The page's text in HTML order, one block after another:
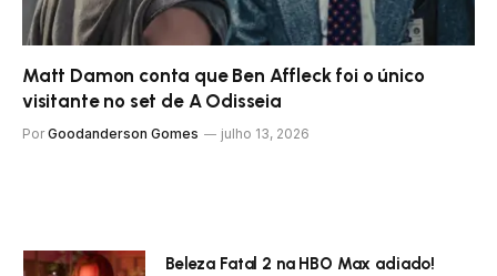
Matt Damon conta que Ben Affleck foi o único
visitante no set de A Odisseia
Por Goodanderson Gomes julho 13, 2026
Beleza Fatal 2 na HBO Max adiado!